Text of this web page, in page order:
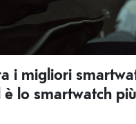
i migliori
lo smartwatch